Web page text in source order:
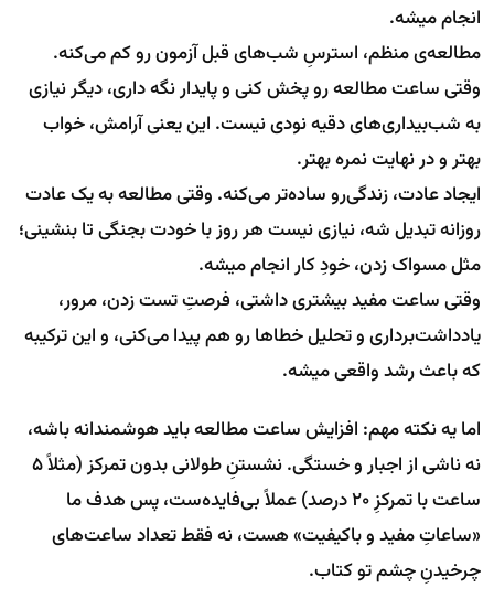
انجام میشه.
مطالعه‌ی منظم، استرسِ شب‌های قبل آزمون رو کم می‌کنه.
وقتی ساعت مطالعه رو پخش کنی و پایدار نگه داری، دیگر نیازی
به شب‌بیداری‌های دقیه نودی نیست. این یعنی آرامش، خواب
بهتر و در نهایت نمره بهتر.
ایجاد عادت، زندگی‌رو ساده‌تر می‌کنه. وقتی مطالعه به یک عادت
روزانه تبدیل شه، نیازی نیست هر روز با خودت بجنگی تا بنشینی؛
مثل مسواک زدن، خودِ کار انجام میشه.
وقتی ساعت مفید بیشتری داشتی، فرصتِ تست زدن، مرور،
یادداشت‌برداری و تحلیل خطاها رو هم پیدا می‌کنی، و این ترکیبه
که باعث رشد واقعی میشه.
اما یه نکته مهم: افزایش ساعت مطالعه باید هوشمندانه باشه،
نه ناشی از اجبار و خستگی. نشستنِ طولانی بدون تمرکز (مثلاً ۵
ساعت با تمرکزِ ۲۰ درصد) عملاً بی‌فایده‌ست، پس هدف ما
«ساعاتِ مفید و باکیفیت» هست، نه فقط تعداد ساعت‌های
چرخیدنِ چشم تو کتاب.